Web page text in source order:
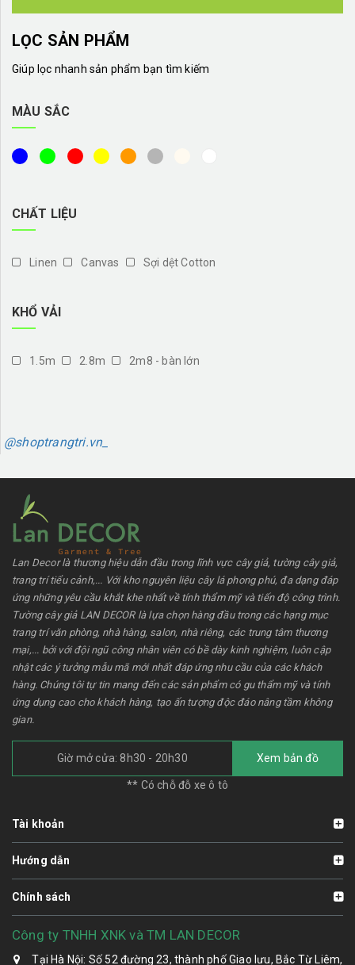
LỌC SẢN PHẨM
Giúp lọc nhanh sản phẩm bạn tìm kiếm
MÀU SẮC
CHẤT LIỆU
Linen Canvas Sợi dệt Cotton
KHỔ VẢI
1.5m 2.8m 2m8 - bàn lớn
@shoptrangtri.vn_
Lan Decor là thương hiệu dẫn đầu trong lĩnh vực cây giả, tường cây giả,
trang trí tiểu cảnh,... Với kho nguyên liệu cây lá phong phú, đa dạng đáp
ứng những yêu cầu khắt khe nhất về tính thẩm mỹ và tiến độ công trình.
Tường cây giả LAN DECOR là lựa chọn hàng đầu trong các hạng mục
trang trí văn phòng, nhà hàng, salon, nhà riêng, các trung tâm thương
mại,... bởi với đội ngũ công nhân viên có bề dày kinh nghiệm, luôn cập
nhật các ý tưởng mẫu mã mới nhất đáp ứng nhu cầu của các khách
hàng. Chúng tôi tự tin mang đến các sản phẩm có gu thẩm mỹ và tính
ứng dụng cao cho khách hàng, tạo ấn tượng độc đáo nâng tầm không
gian.
Giờ mở cửa: 8h30 - 20h30 Xem bản đồ
** Có chỗ đỗ xe ô tô
Tài khoản
Hướng dẫn
Chính sách
Công ty TNHH XNK và TM LAN DECOR
Tại Hà Nội: Số 52 đường 23, thành phố Giao lưu, Bắc Từ Liêm,